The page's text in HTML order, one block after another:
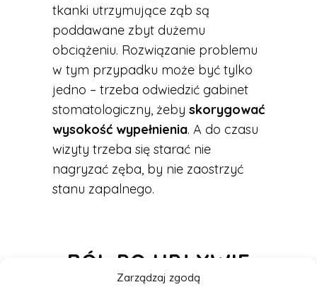
Zarządzaj zgodą
tkanki utrzymujące ząb są
poddawane zbyt dużemu
obciążeniu. Rozwiązanie problemu
w tym przypadku może być tylko
jedno – trzeba odwiedzić gabinet
stomatologiczny, żeby skorygować
wysokość wypełnienia. A do czasu
wizyty trzeba się starać nie
nagryzać zęba, by nie zaostrzyć
stanu zapalnego.
BÓL PO UPŁYWIE
DŁUŻSZEGO CZASU